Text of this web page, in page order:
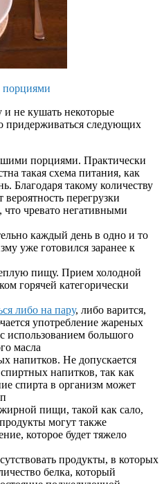
порциями
и не кушать некоторые
придерживаться следующих
порциями. Практически
такая схема питания, как
Благодаря такому количеству
перегрузки
чревато негативными
каждый день в одно и то
уже готовился заранее к
пищу. Прием холодной
горячей категорически
либо на пару, либо варится,
употребление жареных
использованием большого
масла
напитков. Не допускается
напитков, так как
спирта в организм может
пищи, такой как сало,
могут также
которое будет тяжело
продукты, в которых
белка, который